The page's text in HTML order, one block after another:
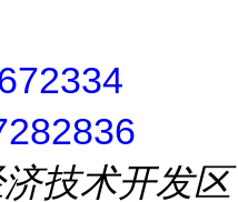
技术开发区